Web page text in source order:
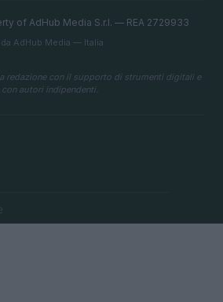
of AdHub Media S.r.l. — REA 2729933
AdHub Media — Italia
redazione con il supporto di strumenti digitali e
autori indipendenti.